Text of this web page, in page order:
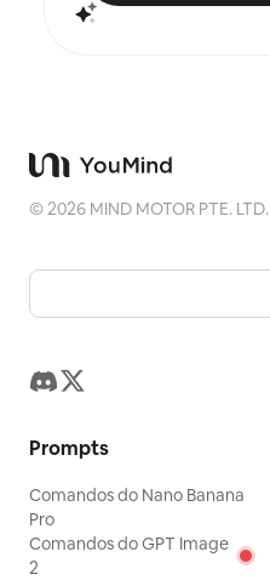
©2026 MIND MOTOR PTE. LTD.
Prompts
Comandos do Nano Banana
Pro
Comandos do GPT Image
2